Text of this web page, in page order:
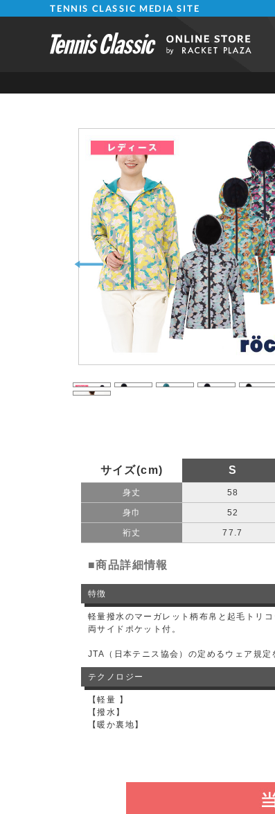
TENNIS CLASSIC MEDIA SITE
サイズ(cm) S
身丈 58
身巾 52
裄丈 77.7
■商品詳細情報
特徴
軽量撥水のマーガレット柄布帛と起毛トリ
両サイドポケット付。
JTA（日本テニス協会）の定めるウェア規定
テクノロジー
【軽量 】
【撥水】
【暖か裏地】